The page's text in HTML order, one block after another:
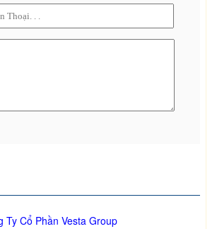
Ty Cổ Phần Vesta Group